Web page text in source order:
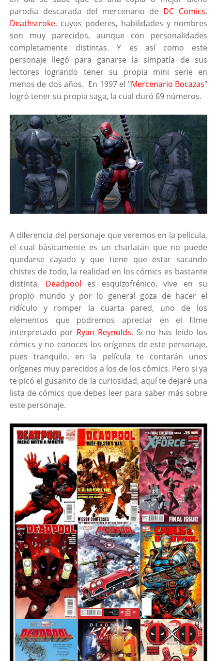
parodia descarada del mercenario de DC Comics,
Deathstroke, cuyos poderes, habilidades y nombres
son muy parecidos, aunque con personalidades
completamente distintas. Y es así como este
personaje llegó para ganarse la simpatía de sus
lectores logrando tener su propia mini serie en
menos de dos años. En 1997 el "Mercenario Bocazas"
logró tener su propia saga, la cual duró 69 números.
A diferencia del personaje que veremos en la película,
el cual básicamente es un charlatán que no puede
quedarse cayado y que tiene que estar sacando
chistes de todo, la realidad en los cómics es bastante
distinta, Deadpool es esquizofrénico, vive en su
propio mundo y por lo general goza de hacer el
ridículo y romper la cuarta pared, uno de los
elementos que podremos apreciar en el filme
interpretado por Ryan Reynolds. Si no has leído los
cómics y no conoces los orígenes de este personaje,
pues tranquilo, en la película te contarán unos
orígenes muy parecidos a los de los cómics. Pero si ya
te picó el gusanito de la curiosidad, aquí te dejaré una
lista de cómics que debes leer para saber más sobre
este personaje.